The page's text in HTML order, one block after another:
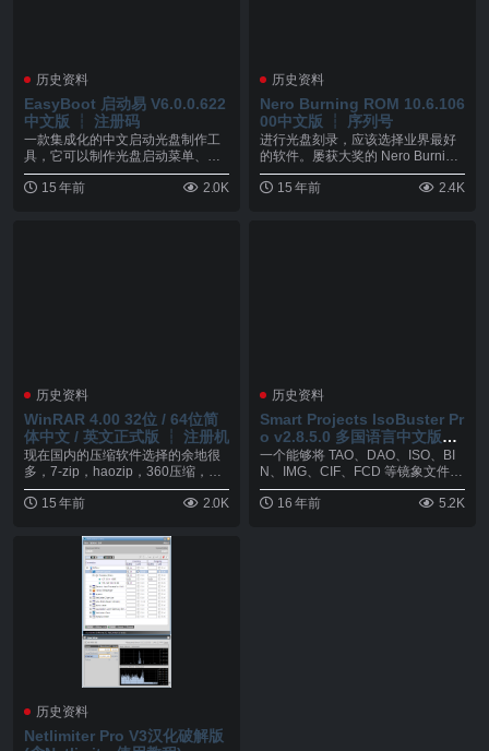
历史资料
EasyBoot 启动易 V6.0.0.622
中文版 ┆ 注册码
一款集成化的中文启动光盘制作工
具，它可以制作光盘启动菜单、自
动生成启动文件、并生...
15 年前
2.0K
历史资料
Nero Burning ROM 10.6.106
00中文版 ┆ 序列号
进行光盘刻录，应该选择业界最好
的软件。屡获大奖的 Nero Burning
RO...
15 年前
2.4K
历史资料
WinRAR 4.00 32位 / 64位简
体中文 / 英文正式版 ┆ 注册机
现在国内的压缩软件选择的余地很
多，7-zip，haozip，360压缩，还
是炒作...
15 年前
2.0K
历史资料
Smart Projects IsoBuster Pr
o v2.8.5.0 多国语言中文版┆
注册机
一个能够将 TAO、DAO、ISO、BI
N、IMG、CIF、FCD 等镜象文件
内...
16 年前
5.2K
历史资料
Netlimiter Pro V3汉化破解版